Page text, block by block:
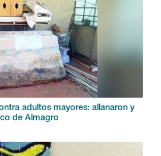
adultos mayores: allanaron y
de Almagro